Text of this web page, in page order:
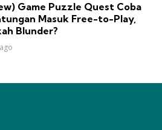
Game Puzzle Quest Coba
Masuk Free-to-Play,
Blunder?